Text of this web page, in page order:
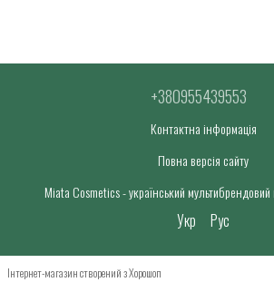
+380955439553
Контактна інформація
Повна версія сайту
Miata Cosmetics - український
Укр Рус
Інтернет-магазин створений з Хорошоп